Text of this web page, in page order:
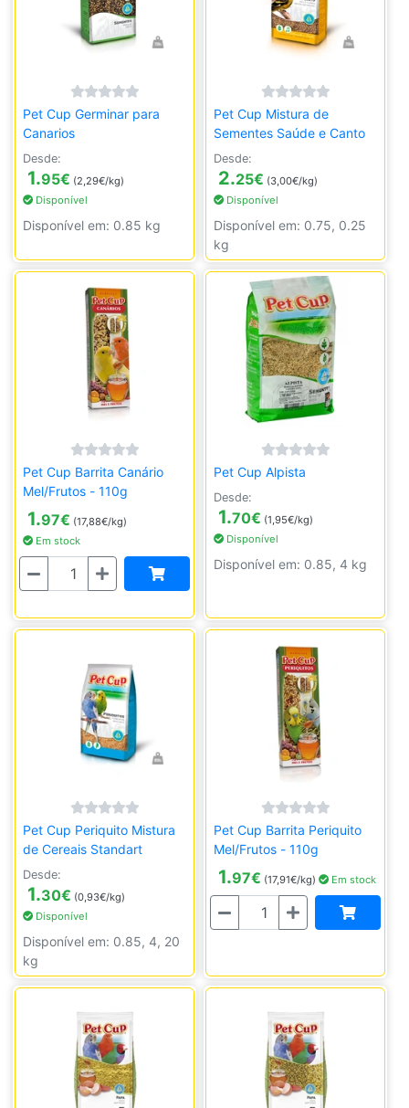
Pet Cup Germinar para
Canarios
Desde:
1.95€ (2,29€/kg)
Disponível
Disponível em: 0.85 kg
Pet Cup Mistura de
Sementes Saúde e Canto
Desde:
2.25€ (3,00€/kg)
Disponível
Disponível em: 0.75, 0.25
kg
Pet Cup Barrita Canário
Mel/Frutos - 110g
1.97€ (17,88€/kg)
Em stock
Quantidade
Pet Cup Alpista
Desde:
1.70€ (1,95€/kg)
Disponível
Disponível em: 0.85, 4 kg
Pet Cup Periquito Mistura
de Cereais Standart
Desde:
1.30€ (0,93€/kg)
Disponível
Disponível em: 0.85, 4, 20
kg
Pet Cup Barrita Periquito
Mel/Frutos - 110g
1.97€ (17,91€/kg) Em stock
Quantidade